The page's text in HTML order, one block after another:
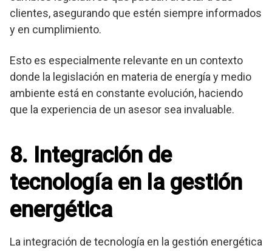
clientes, asegurando que estén siempre informados
y en cumplimiento.
Esto es especialmente relevante en un contexto
donde la legislación en materia de energía y medio
ambiente está en constante evolución, haciendo
que la experiencia de un asesor sea invaluable.
8. Integración de
tecnología en la gestión
energética
La integración de tecnología en la gestión energética